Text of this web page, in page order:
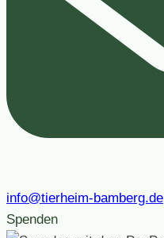
info@tierheim-bamberg.de
Spenden